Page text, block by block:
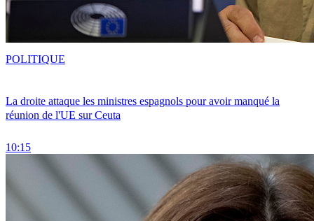
La droite attaque les ministres espagnols pour avoir manqué la
réunion de l'UE sur Ceuta
10:15
POLITIQUE